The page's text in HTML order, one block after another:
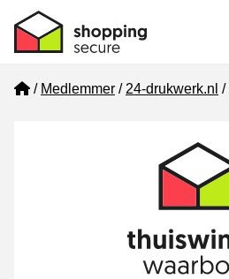
Home
Medlemmer 24-drukwerk.nl